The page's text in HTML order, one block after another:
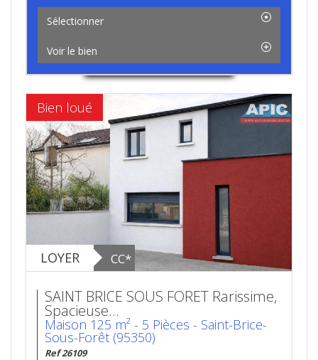
Sélectionner
Voir le bien
Bien loué
LOYER CC*
SAINT BRICE SOUS FORET Rarissime,
Spacieuse...
Maison 125 m² - 5 Pièces - Saint-Brice-
Sous-Forêt (95350)
Ref 26109